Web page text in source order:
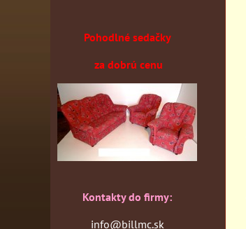
Pohodlné sedačky
za dobrú cenu
Kontakty do firmy:
info@billmc.sk